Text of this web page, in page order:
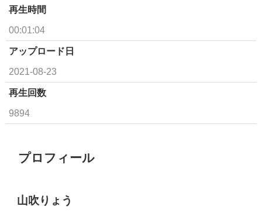
再生時間
00:01:04
アップロード日
2021-08-23
再生回数
9894
プロフィール
山吹りょう